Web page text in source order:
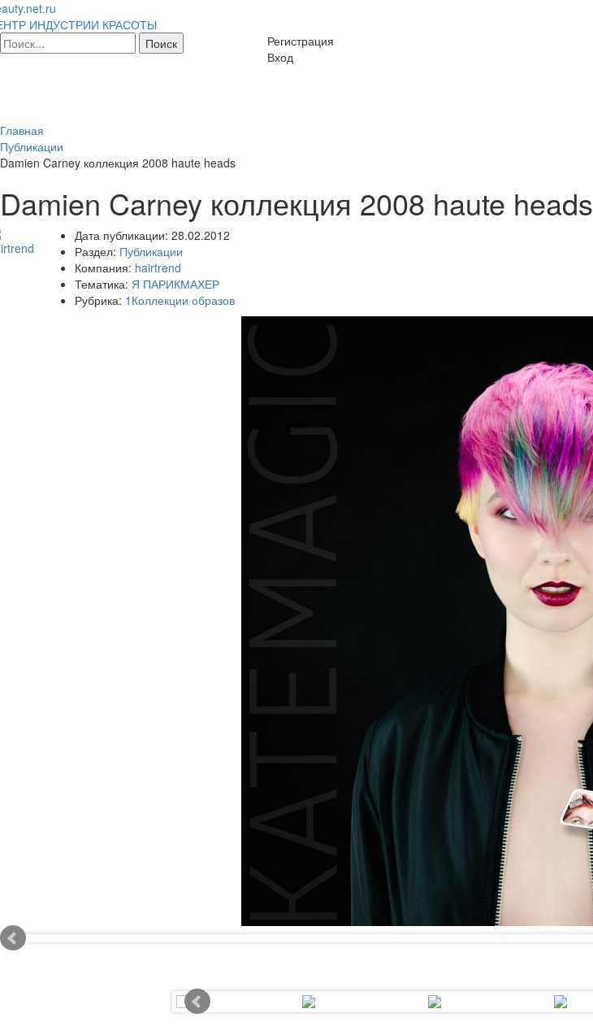
ИНДУСТРИИ КРАСОТЫ
Регистрация
Вход
Главная
Публикации
Damien Carney коллекция 2008 haute heads
Damien Carney коллекция 2008 haute heads
Дата публикации: 28.02.2012
Раздел: Публикации
Компания: hairtrend
Тематика: Я ПАРИКМАХЕР
Рубрика: 1Коллекции образов